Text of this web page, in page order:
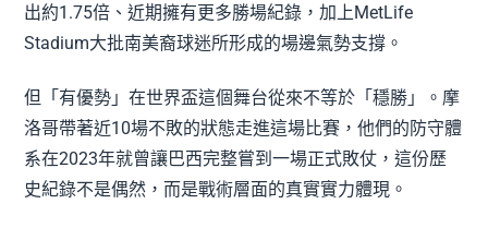
出約1.75倍、近期擁有更多勝場紀錄，加上MetLife
Stadium大批南美裔球迷所形成的場邊氣勢支撐。
但「有優勢」在世界盃這個舞台從來不等於「穩勝」。摩
洛哥帶著近10場不敗的狀態走進這場比賽，他們的防守體
系在2023年就曾讓巴西完整嘗到一場正式敗仗，這份歷
史紀錄不是偶然，而是戰術層面的真實實力體現。